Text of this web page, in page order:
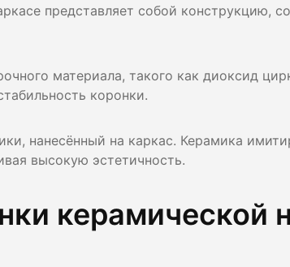
представляет собой конструкцию,
материала, такого как диоксид
коронки.
нанесённый на каркас. Керамика
высокую эстетичность.
керамической